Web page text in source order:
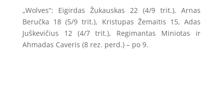
„Wolves“: Eigirdas Žukauskas 22 (4/9 trit.), Arnas
Beručka 18 (5/9 trit.), Kristupas Žemaitis 15, Adas
Juškevičius 12 (4/7 trit.), Regimantas Miniotas ir
Ahmadas Caveris (8 rez. perd.) – po 9.